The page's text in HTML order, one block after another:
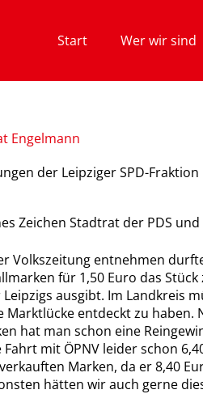
Start Wer wir sind
Engelmann
der Leipziger SPD-Fraktion
Zeichen Stadtrat der PDS
Volkszeitung entnehmen
für 1,50 Euro das
ausgibt. Im Landkreis
entdeckt zu
hat man schon eine
mit ÖPNV leider schon
Marken, da er 8,40
hätten wir auch gerne